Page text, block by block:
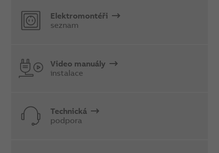
Elektromontéři
seznam
Video manuály
instalace
Technická
podpora